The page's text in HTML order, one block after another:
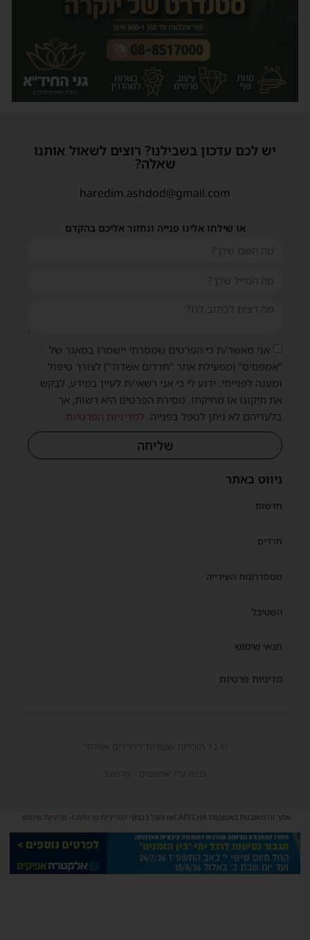
ניווט באתר
חדשות
חרדים
ממסדרונות העירייה
השטיבל
תנאי שימוש
מדיניות פרטיות
יש לכם עדכון בשבילנו? רוצים לשאול אותנו
שאלה?
haredim.ashdod@gmail.com
או שילחו אלינו פנייה ונחזור אליכם בהקדם
אני מאשר/ת כי הפרטים שמסרתי יישמרו במאגר של
"אמפסיס" (מפעילת אתר "חרדים אשדוד") לצורך טיפול
ומענה לפנייתי. ידוע לי כי אני רשאי/ת לעיין במידע, לבקש
את תיקונו או מחיקתו. מסירת הפרטים היא רשות, אך
בלעדיהם לא ניתן לטפל בפנייה.למדיניות הפרטיות.
שליחה
© כל הזכויות שמורות ל'חרדים אשדוד'
נבנה ע"י 'אמפסיס - פרסום'
אתר זה מאובטח באמצעות reCAPTCHA וגוגל בכפוף למדיניות פרטיותו-מדיניות שימוש.